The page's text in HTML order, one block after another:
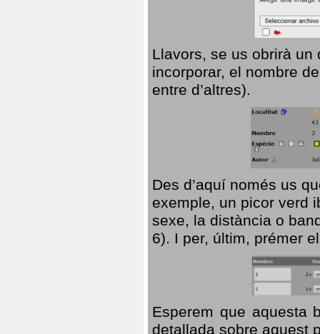
Llavors, se us obrirà
incorporar, el nombre
entre d’altres).
Des d’aquí només us
exemple, un picor verd
sexe, la distància o
6). I per, últim, prémer
Esperem que aquesta
detallada sobre aquest